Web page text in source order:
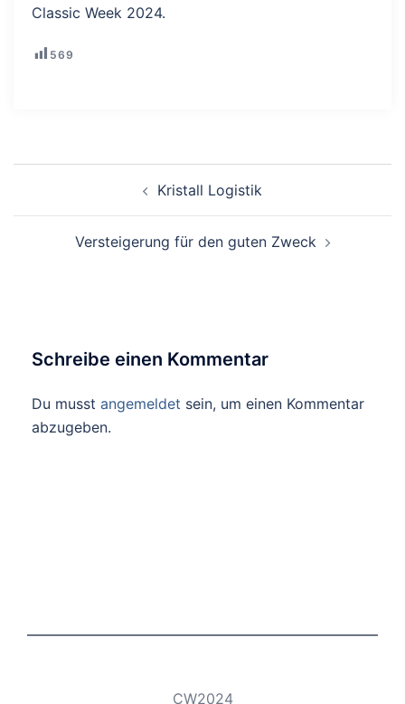
Classic Week 2024.
569
Kristall Logistik
Versteigerung für den guten Zweck
Schreibe einen Kommentar
Du musst angemeldet sein, um einen Kommentar
abzugeben.
CW2024